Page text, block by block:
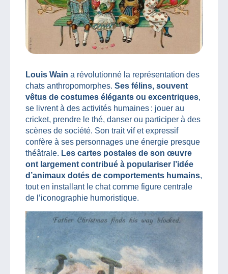
Louis Wain a révolutionné la représentation des
chats anthropomorphes. Ses félins, souvent
vêtus de costumes élégants ou excentriques,
se livrent à des activités humaines : jouer au
cricket, prendre le thé, danser ou participer à des
scènes de société. Son trait vif et expressif
confère à ses personnages une énergie presque
théâtrale. Les cartes postales de son œuvre
ont largement contribué à populariser l’idée
d’animaux dotés de comportements humains,
tout en installant le chat comme figure centrale
de l’iconographie humoristique.